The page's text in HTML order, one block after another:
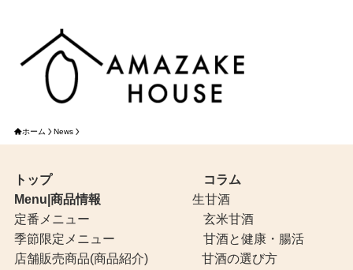
ホーム News
トップ
コラム
Menu|商品情報
生甘酒
定番メニュー
玄米甘酒
季節限定メニュー
甘酒と健康・腸活
店舗販売商品(商品紹介)
甘酒の選び方